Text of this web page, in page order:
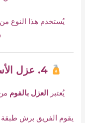
يُستخدم هذا النوع
4. عزل الأسطح بالفوم (البولي يوريثان)
يُعتبر العزل بالفوم
يقوم الفريق برش